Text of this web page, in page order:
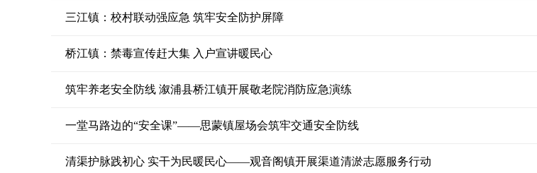
三江镇：校村联动强应急 筑牢安全防护屏障
桥江镇：禁毒宣传赶大集 入户宣讲暖民心
筑牢养老安全防线 溆浦县桥江镇开展敬老院消防应急演练
一堂马路边的“安全课”——思蒙镇屋场会筑牢交通安全防线
清渠护脉践初心 实干为民暖民心——观音阁镇开展渠道清淤志愿服务行动